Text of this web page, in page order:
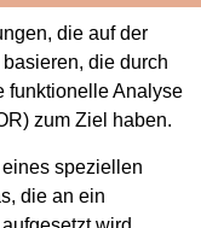
die auf der
die durch
funktionelle Analyse
zum Ziel haben.
speziellen
die an ein